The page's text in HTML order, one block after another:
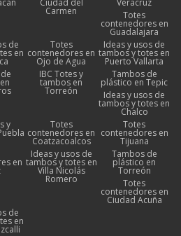
Carmen
Totes
contenedores en
Guadalajara
de
en
Totes
contenedores en
Ojo de Agua
Ideas y usos de
tambos y totes en
Puerto Vallarta
IBC Totes y
tambos en
Torreón
Tambos de
plástico en Tepic
Ideas y usos de
tambos y totes en
Chalco
y Totes
contenedores en
Coatzacoalcos
Totes
contenedores en
Tijuana
en
Ideas y usos de
tambos y totes en
Villa Nicolás
Romero
Tambos de
plástico en
Torreón
Totes
contenedores en
Ciudad Acuña
de
en